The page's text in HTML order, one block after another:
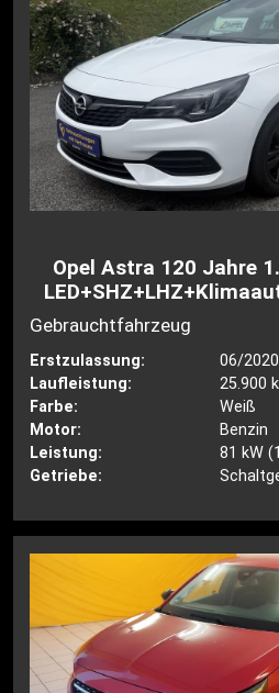
Opel Astra 120 Jahre
Gebrauchtfahrzeug
Erstzulassung:
06/2020
Laufleistung:
25.900
Farbe:
Weiß
Motor:
Benzin
Leistung:
81 kW
Getriebe: